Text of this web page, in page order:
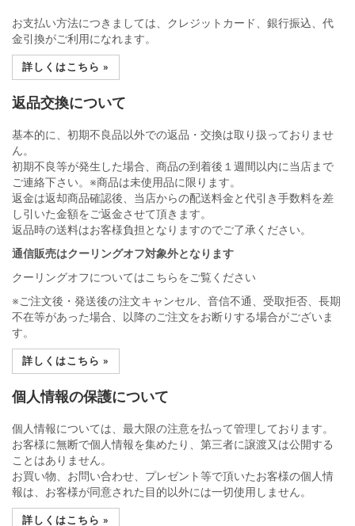
お支払い方法につきましては、クレジットカード、銀行振込、代
金引換がご利用になれます。
詳しくはこちら »
返品交換について
基本的に、初期不良品以外での返品・交換は取り扱っておりませ
ん。
初期不良等が発生した場合、商品の到着後１週間以内に当店まで
ご連絡下さい。※商品は未使用品に限ります。
返金は返却商品確認後、当店からの配送料金と代引き手数料を差
し引いた金額をご返金させて頂きます。
返品時の送料はお客様負担となりますのでご了承ください。
通信販売はクーリングオフ対象外となります
クーリングオフについてはこちらをご覧ください
※ご注文後・発送後の注文キャンセル、音信不通、受取拒否、長期
不在等があった場合、以降のご注文をお断りする場合がございま
す。
詳しくはこちら »
個人情報の保護について
個人情報については、最大限の注意を払って管理しております。
お客様に無断で個人情報を集めたり、第三者に譲渡又は公開する
ことはありません。
お買い物、お問い合わせ、プレゼント等で頂いたお客様の個人情
報は、お客様が同意された目的以外には一切使用しません。
詳しくはこちら »